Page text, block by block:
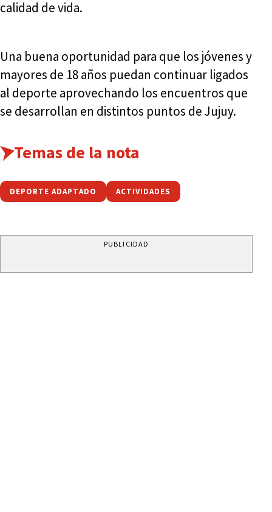
calidad de vida.
Una buena oportunidad para que los jóvenes y
mayores de 18 años puedan continuar ligados
al deporte aprovechando los encuentros que
se desarrollan en distintos puntos de Jujuy.
Temas de la nota
DEPORTE ADAPTADO ACTIVIDADES
PUBLICIDAD